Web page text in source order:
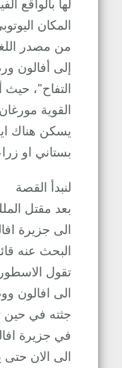
لها بالواقع
المكان
من مصدر
التفاح”،
القوية
يسكن هناك
بستاني او
لنبدأ القصة
بعد مقتل
الى جزيرة
البحث عنه
تقول
الى افالون
جثته في حين
في جزيرة
الى الان حتى